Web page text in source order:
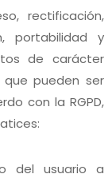
rectificación,
portabilidad y
de carácter
pueden ser
con la RGPD,
del usuario a